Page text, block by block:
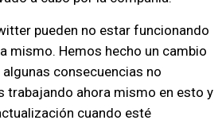
pueden no estar funcionando
mismo. Hemos hecho un cambio
consecuencias no
trabajando ahora mismo en esto y
cuando esté